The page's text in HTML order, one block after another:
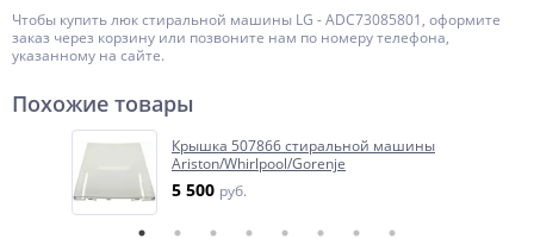
Чтобы купить люк стиральной машины LG - ADC73085801, оформите
заказ через корзину или позвоните нам по номеру телефона,
указанному на сайте.
Похожие товары
Крышка 507866 стиральной машины
Ariston/Whirlpool/Gorenje
5 500 руб.